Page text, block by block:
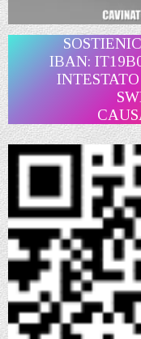
IBAN: